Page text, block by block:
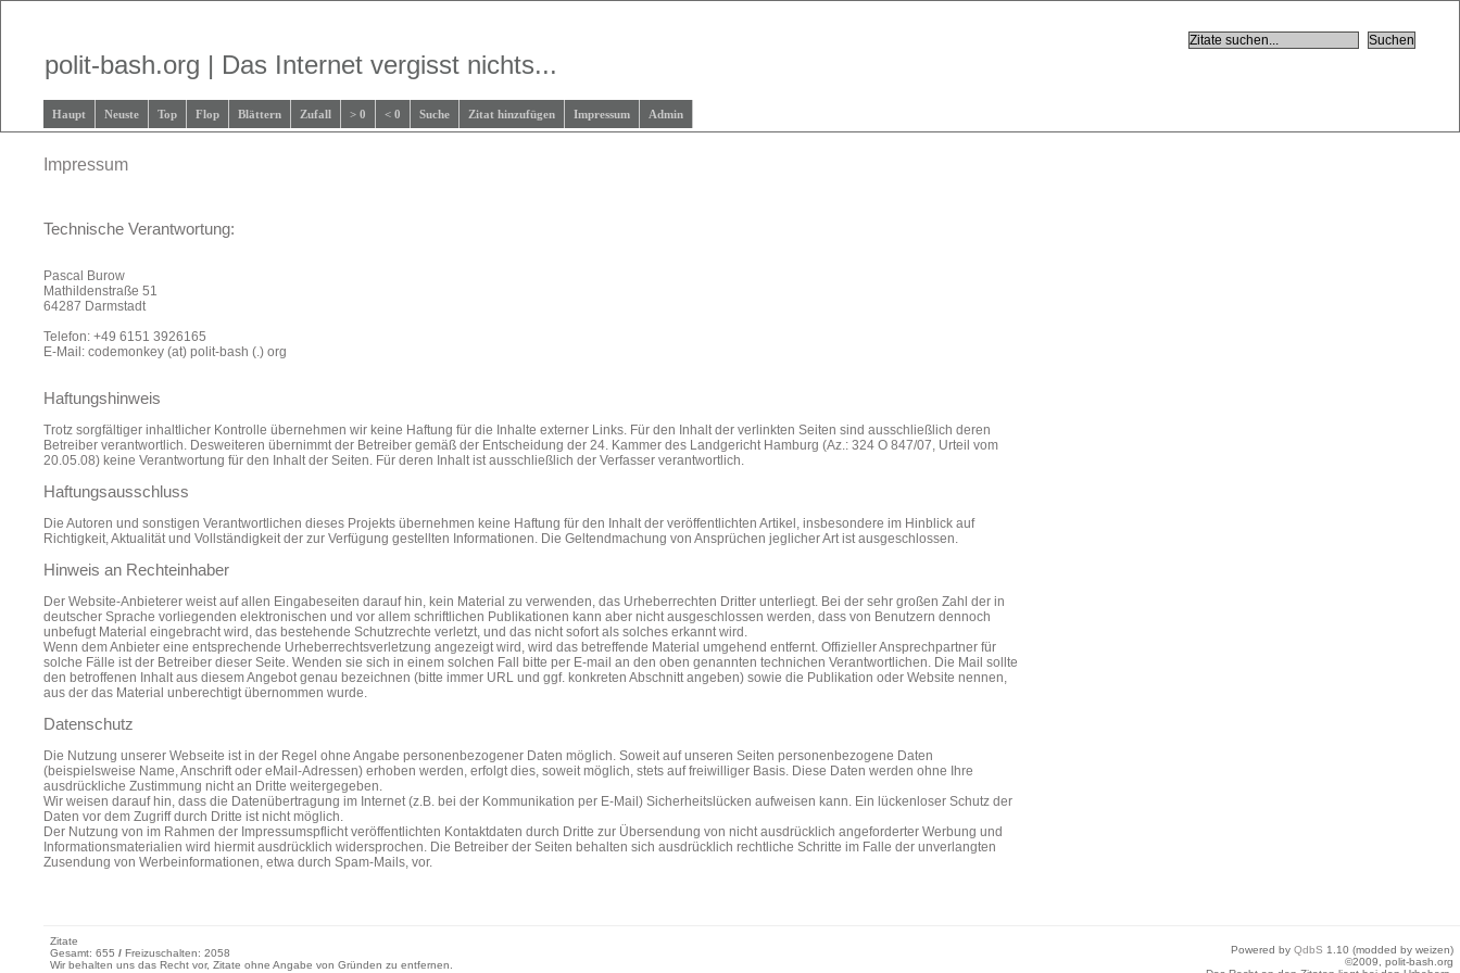
polit-bash.org | Das Internet vergisst nichts...
Haupt Neuste Top Flop Blättern Zufall > 0 < 0 Suche Zitat hinzufügen Impressum Admin
Impressum
Technische Verantwortung:
Pascal Burow
Mathildenstraße 51
64287 Darmstadt
Telefon: +49 6151 3926165
E-Mail: codemonkey (at) polit-bash (.) org
Haftungshinweis
Trotz sorgfältiger inhaltlicher Kontrolle übernehmen wir keine Haftung für die Inhalte externer Links. Für den Inhalt der verlinkten Seiten sind ausschließlich deren
Betreiber verantwortlich. Desweiteren übernimmt der Betreiber gemäß der Entscheidung der 24. Kammer des Landgericht Hamburg (Az.: 324 O 847/07, Urteil vom
20.05.08) keine Verantwortung für den Inhalt der Seiten. Für deren Inhalt ist ausschließlich der Verfasser verantwortlich.
Haftungsausschluss
Die Autoren und sonstigen Verantwortlichen dieses Projekts übernehmen keine Haftung für den Inhalt der veröffentlichten Artikel, insbesondere im Hinblick auf
Richtigkeit, Aktualität und Vollständigkeit der zur Verfügung gestellten Informationen. Die Geltendmachung von Ansprüchen jeglicher Art ist ausgeschlossen.
Hinweis an Rechteinhaber
Der Website-Anbieterer weist auf allen Eingabeseiten darauf hin, kein Material zu verwenden, das Urheberrechten Dritter unterliegt. Bei der sehr großen Zahl der in
deutscher Sprache vorliegenden elektronischen und vor allem schriftlichen Publikationen kann aber nicht ausgeschlossen werden, dass von Benutzern dennoch
unbefugt Material eingebracht wird, das bestehende Schutzrechte verletzt, und das nicht sofort als solches erkannt wird.
Wenn dem Anbieter eine entsprechende Urheberrechtsverletzung angezeigt wird, wird das betreffende Material umgehend entfernt. Offizieller Ansprechpartner für
solche Fälle ist der Betreiber dieser Seite. Wenden sie sich in einem solchen Fall bitte per E-mail an den oben genannten technichen Verantwortlichen. Die Mail sollte
den betroffenen Inhalt aus diesem Angebot genau bezeichnen (bitte immer URL und ggf. konkreten Abschnitt angeben) sowie die Publikation oder Website nennen,
aus der das Material unberechtigt übernommen wurde.
Datenschutz
Die Nutzung unserer Webseite ist in der Regel ohne Angabe personenbezogener Daten möglich. Soweit auf unseren Seiten personenbezogene Daten
(beispielsweise Name, Anschrift oder eMail-Adressen) erhoben werden, erfolgt dies, soweit möglich, stets auf freiwilliger Basis. Diese Daten werden ohne Ihre
ausdrückliche Zustimmung nicht an Dritte weitergegeben.
Wir weisen darauf hin, dass die Datenübertragung im Internet (z.B. bei der Kommunikation per E-Mail) Sicherheitslücken aufweisen kann. Ein lückenloser Schutz der
Daten vor dem Zugriff durch Dritte ist nicht möglich.
Der Nutzung von im Rahmen der Impressumspflicht veröffentlichten Kontaktdaten durch Dritte zur Übersendung von nicht ausdrücklich angeforderter Werbung und
Informationsmaterialien wird hiermit ausdrücklich widersprochen. Die Betreiber der Seiten behalten sich ausdrücklich rechtliche Schritte im Falle der unverlangten
Zusendung von Werbeinformationen, etwa durch Spam-Mails, vor.
Zitate
Gesamt: 655/ Freizuschalten: 2058
Wir behalten uns das Recht vor, Zitate ohne Angabe von Gründen zu entfernen.
Powered by QdbS 1.10 (modded by weizen)
©2009, polit-bash.org